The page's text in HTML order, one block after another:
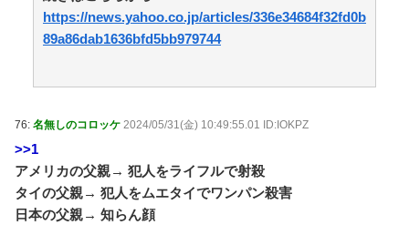
真剣に拒絶しても「ムキになってるｗ」と嘲笑…人の病
気と手術を娯楽にすんなよ！！ / おまとめアンテナ
（38）波にさらわれ死亡... / おまとめアンテナ NEW!
辛ラーメン美味すぎやろ / おまとめアンテナ
22:26)
【朗報】織田信長、実は優しい人物だった / おまとめ
アンテナ
NEW! (8/9 22:00)
Powered by livedoor 相互RSS
https://news.yahoo.co.jp/articles/336e34684f32fd0b
89a86dab1636bfd5bb979744
76: 名無しのコロッケ 2024/05/31(金) 10:49:55.01 ID:IOKPZ
>>1
アメリカの父親→ 犯人をライフルで射殺
タイの父親→ 犯人をムエタイでワンパン殺害
日本の父親→ 知らん顔